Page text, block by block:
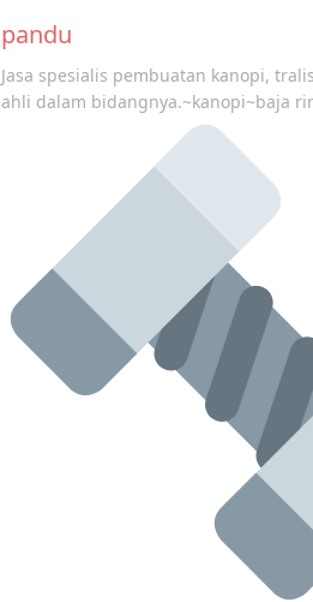
pandu
Jasa spesialis pembuatan kanopi,
ahli dalam bidangnya.~kanopi~baja